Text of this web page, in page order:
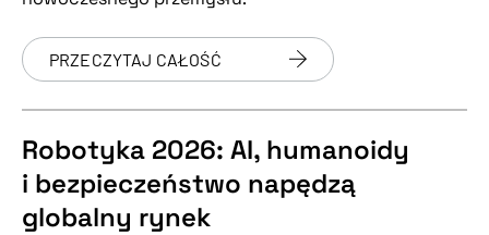
PRZECZYTAJ CAŁOŚĆ
Robotyka 2026: AI, humanoidy
i bezpieczeństwo napędzą
globalny rynek